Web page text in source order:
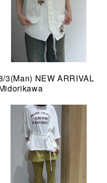
3(Man) NEW ARRIVAL